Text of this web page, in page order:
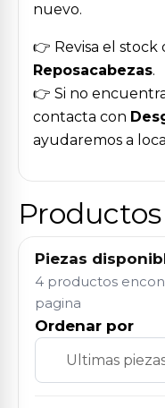
nuevo.
👉 Revisa el stock
Reposacabezas.
👉 Si no
contacta con
ayudaremos a
Piezas
4 productos
pagina
Ordenar por